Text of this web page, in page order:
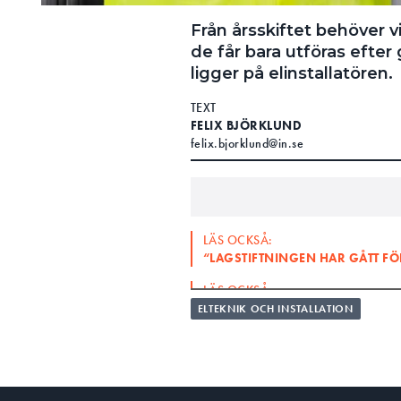
Från årsskiftet behöver
de får bara utföras efter
ligger på elinstallatören.
TEXT
FELIX BJÖRKLUND
felix.bjorklund@in.se
LÄS OCKSÅ:
“LAGSTIFTNINGEN HAR GÅTT
LÄS OCKSÅ:
“ANVÄNDA NÄRA NOLL-
det varit otydligt vad som
ELTEKNIK OCH INSTALLATION